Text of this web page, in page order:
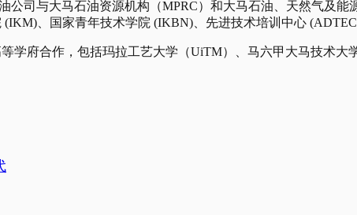
司与大马石油资源机构（MPRC）和大马石油、天然气及能
、国家青年技术学院 (IKBN)、先进技术培训中心
学府合作，包括玛拉工艺大学（UiTM）、马六甲大马技术